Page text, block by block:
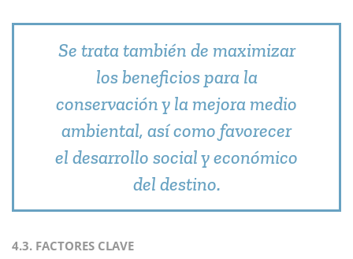
Se trata también de maximizar
los beneficios para la
conservación y la mejora medio
ambiental, así como favorecer
el desarrollo social y económico
del destino.
4.3. FACTORES CLAVE